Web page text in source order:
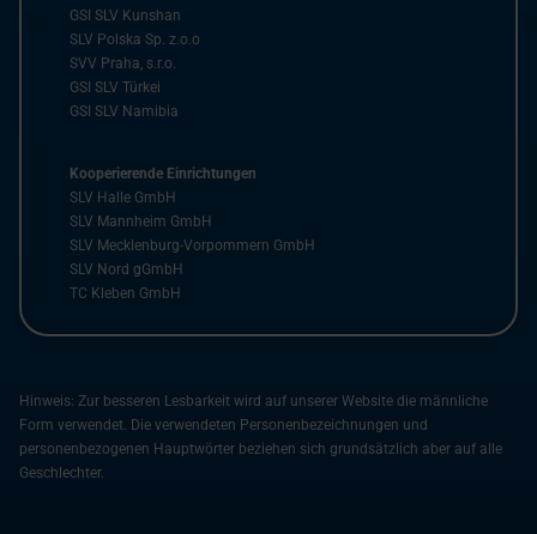
GSI SLV Kunshan
SLV Polska Sp. z.o.o
SVV Praha, s.r.o.
GSI SLV Türkei
GSI SLV Namibia
Kooperierende Einrichtungen
SLV Halle GmbH
SLV Mannheim GmbH
SLV Mecklenburg-Vorpommern GmbH
SLV Nord gGmbH
TC Kleben GmbH
Hinweis: Zur besseren Lesbarkeit wird auf unserer Website die männliche
Form verwendet. Die verwendeten Personenbezeichnungen und
personenbezogenen Hauptwörter beziehen sich grundsätzlich aber auf alle
Geschlechter.